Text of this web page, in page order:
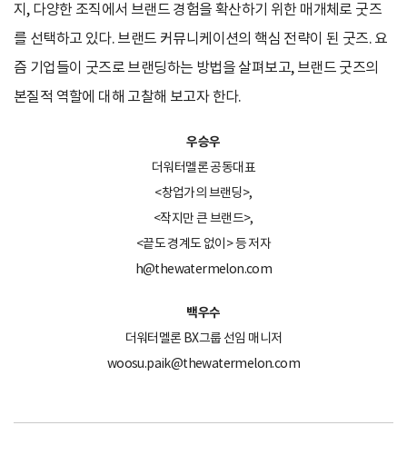
지, 다양한 조직에서 브랜드 경험을 확산하기 위한 매개체로 굿즈
를 선택하고 있다. 브랜드 커뮤니케이션의 핵심 전략이 된 굿즈. 요
즘 기업들이 굿즈로 브랜딩하는 방법을 살펴보고, 브랜드 굿즈의
본질적 역할에 대해 고찰해 보고자 한다.
우승우
더워터멜론 공동대표
<창업가의 브랜딩>,
<작지만 큰 브랜드>,
<끝도 경계도 없이> 등 저자
h@thewatermelon.com
백우수
더워터멜론 BX그룹 선임 매니저
woosu.paik@thewatermelon.com